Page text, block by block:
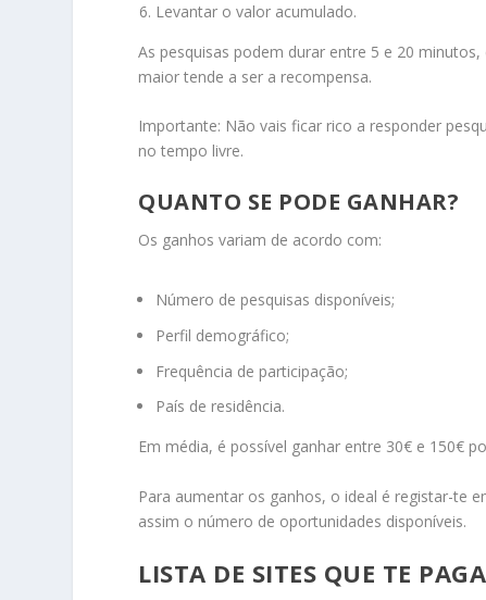
Levantar o valor acumulado.
As pesquisas podem durar entre 5 e 20
maior tende a ser a recompensa.
Importante: Não vais ficar rico a responder
no tempo livre.
QUANTO SE PODE GANHAR?
Os ganhos variam de acordo com:
Número de pesquisas disponíveis;
Perfil demográfico;
Frequência de participação;
País de residência.
Em média, é possível ganhar entre 30€ e 150€
Para aumentar os ganhos, o ideal é registar-te
assim o número de oportunidades disponíveis.
LISTA DE SITES QUE TE